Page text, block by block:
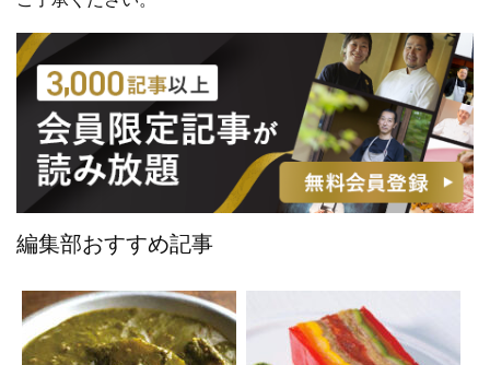
編集部おすすめ記事